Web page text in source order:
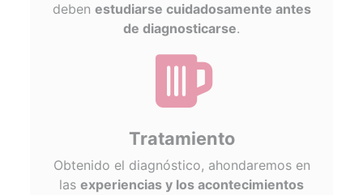
deben estudiarse cuidadosamente antes
de diagnosticarse.
Tratamiento
Obtenido el diagnóstico, ahondaremos en
las experiencias y los acontecimientos